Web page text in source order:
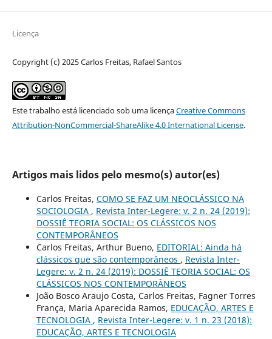
Licença
Copyright (c) 2025 Carlos Freitas, Rafael Santos
Este trabalho está licenciado sob uma licençaCreative Commons
Attribution-NonCommercial-ShareAlike 4.0 International License.
Artigos mais lidos pelo mesmo(s) autor(es)
Carlos Freitas, COMO SE FAZ UM NEOCLÁSSICO NA
SOCIOLOGIA , Revista Inter-Legere: v. 2 n. 24 (2019):
DOSSIÊ TEORIA SOCIAL: OS CLÁSSICOS NOS
CONTEMPORÂNEOS
Carlos Freitas, Arthur Bueno, EDITORIAL: Ainda há
clássicos que são contemporâneos , Revista Inter-
Legere: v. 2 n. 24 (2019): DOSSIÊ TEORIA SOCIAL: OS
CLÁSSICOS NOS CONTEMPORÂNEOS
João Bosco Araujo Costa, Carlos Freitas, Fagner Torres
França, Maria Aparecida Ramos, EDUCAÇÃO, ARTES E
TECNOLOGIA , Revista Inter-Legere: v. 1 n. 23 (2018):
EDUCAÇÃO, ARTES E TECNOLOGIA